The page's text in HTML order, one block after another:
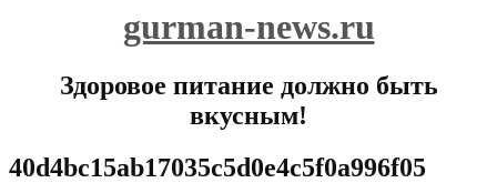
gurman-news.ru
Здоровое питание должно быть
вкусным!
40d4bc15ab17035c5d0e4c5f0a996f05